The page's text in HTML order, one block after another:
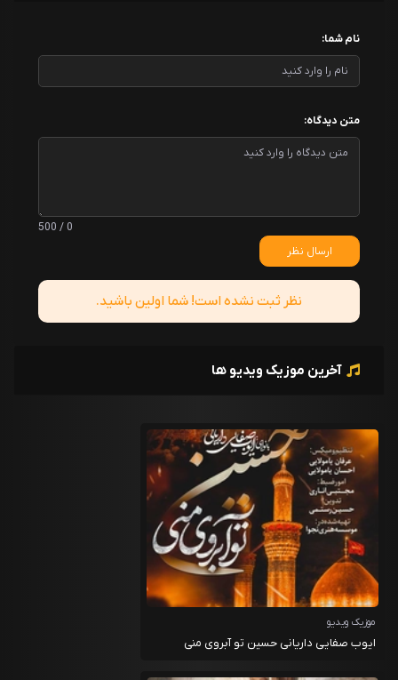
نام شما:
متن دیدگاه:
0 / 500
ارسال نظر
نظر ثبت نشده است! شما اولین باشید.
آخرین موزیک ویدیو ها
موزیک ویدیو
ایوب صفایی داریانی حسین تو آبروی منی